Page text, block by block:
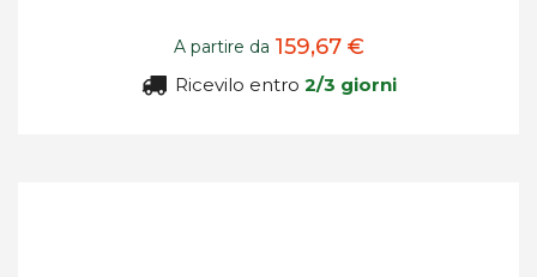
A partire da 159,67 €
Ricevilo entro 2/3 giorni